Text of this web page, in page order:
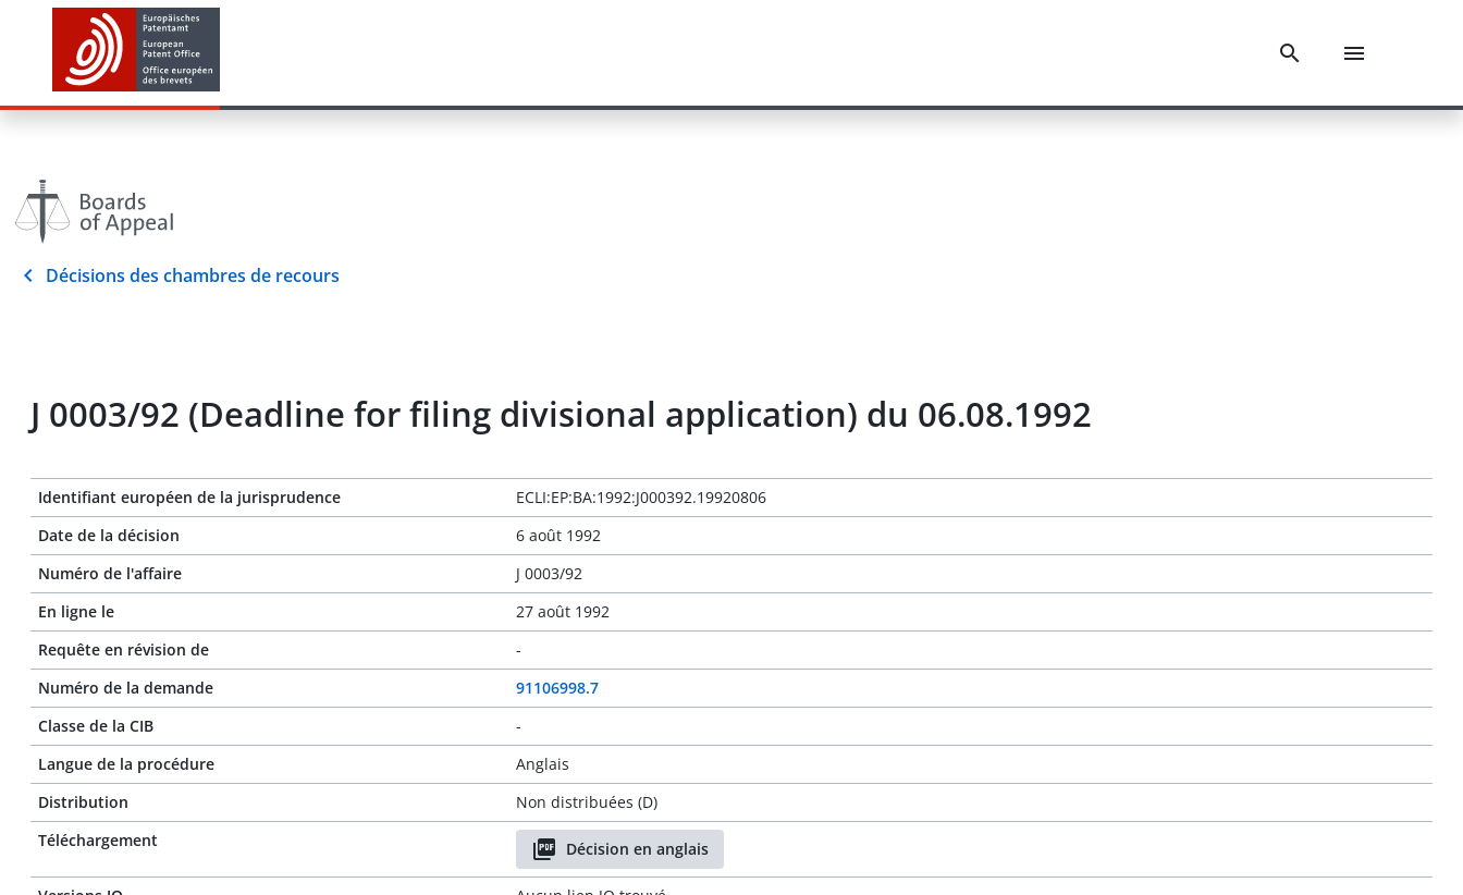
Décisions des chambres de recours
J 0003/92 (Deadline for filing divisional application) du 06.08.1992
Identifiant européen de la jurisprudence
ECLI:EP:BA:1992:J000392.19920806
Date de la décision
6 août 1992
Numéro de l'affaire
J 0003/92
En ligne le
27 août 1992
Requête en révision de
-
Numéro de la demande
91106998.7
Classe de la CIB
-
Langue de la procédure
Anglais
Distribution
Non distribuées (D)
Téléchargement
Décision en anglais